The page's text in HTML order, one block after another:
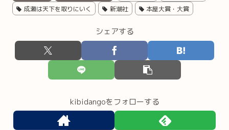
成瀬は天下を取りにいく
新潮社 本屋大賞・大賞
シェアする
kibidangoをフォローする